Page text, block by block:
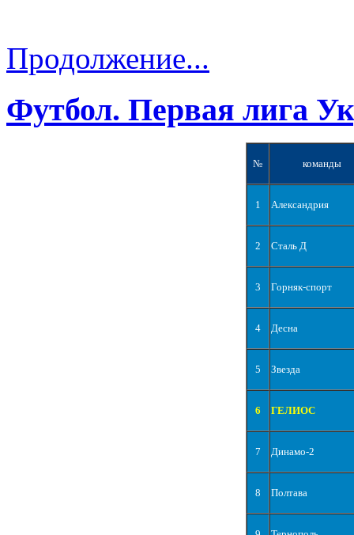
Продолжение...
Футбол. Первая лига
№ команды
1 Александрия
2 Сталь Д
3 Горняк-спорт
4 Десна
5 Звезда
6 ГЕЛИОС
7 Динамо-2
8 Полтава